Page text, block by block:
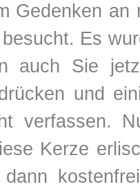
Gedenken an
Es
auch Sie
und
verfassen.
Kerze
dann